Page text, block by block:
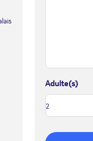
Adulte(s)